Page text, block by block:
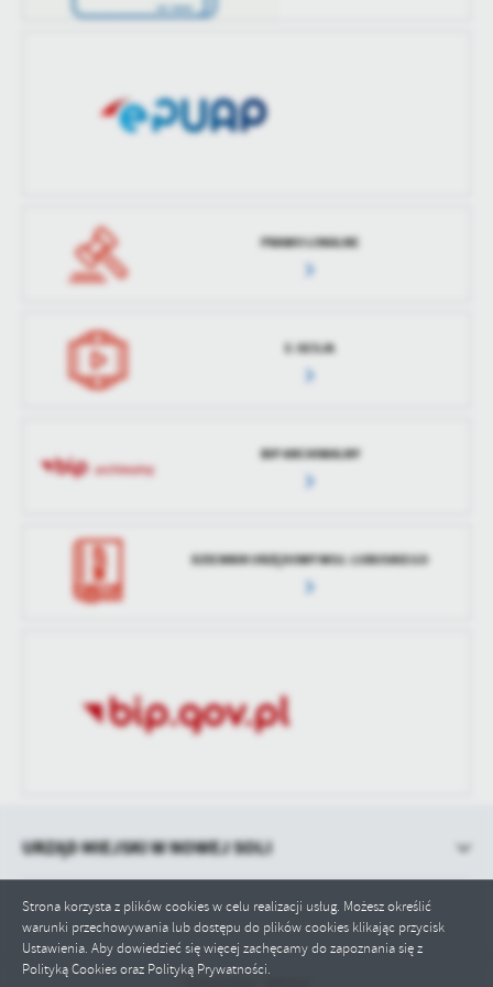
Strona korzysta z plików cookies w celu realizacji usług. Możesz określić
warunki przechowywania lub dostępu do plików cookies klikając przycisk
Ustawienia. Aby dowiedzieć się więcej zachęcamy do zapoznania się z
Polityką Cookies oraz Polityką Prywatności.
PRAWO LOKALNE
E-SESJA
BIP ARCHIWALNY
DZIENNIK URZĘDOWY WOJ. LUBUSKIEGO
URZĄD MIEJSKI W NOWEJ SOLI